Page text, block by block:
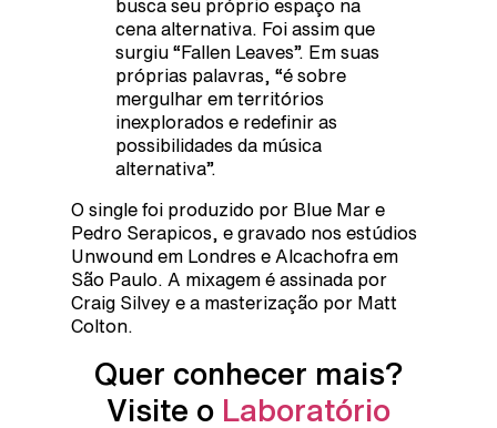
busca seu próprio espaço na
cena alternativa. Foi assim que
surgiu “Fallen Leaves”. Em suas
próprias palavras, “é sobre
mergulhar em territórios
inexplorados e redefinir as
possibilidades da música
alternativa”.
O single foi produzido por Blue Mar e
Pedro Serapicos, e gravado nos estúdios
Unwound em Londres e Alcachofra em
São Paulo. A mixagem é assinada por
Craig Silvey e a masterização por Matt
Colton.
Quer conhecer mais?
Visite o Laboratório